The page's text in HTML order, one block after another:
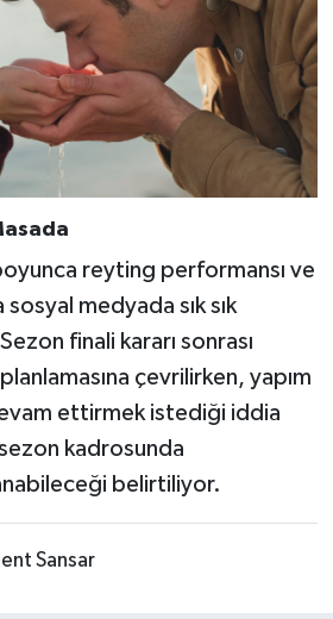
reyting performansı ve
medyada sık sık
finali kararı sonrası
çevrilirken, yapım
ettirmek istediği iddia
kadrosunda
belirtiliyor.
Sansar